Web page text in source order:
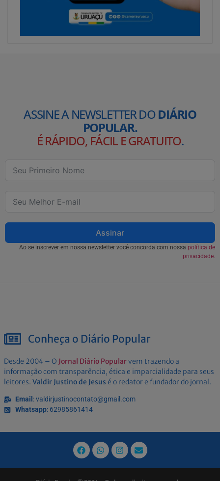
ASSINE A NEWSLETTER DODIÁRIO
POPULAR.
É RÁPIDO, FÁCIL E GRATUITO.
Assinar
Ao se inscrever em nossa newsletter você concorda com nossa política de
privacidade.
Conheça o Diário Popular
Desde 2004 – O Jornal Diário Popularvem trazendo a
informação com transparência, ética e imparcialidade para seus
leitores. Valdir Justino de Jesus é o redator e fundador do jornal.
Email : valdirjustinocontato@gmail.com
Whatsapp: 62985861414